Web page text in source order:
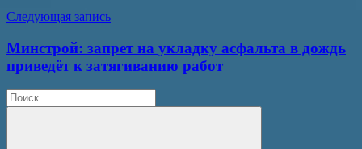
Следующая запись
Минстрой: запрет на укладку асфальта в дождь
приведёт к затягиванию работ
Поиск
для: